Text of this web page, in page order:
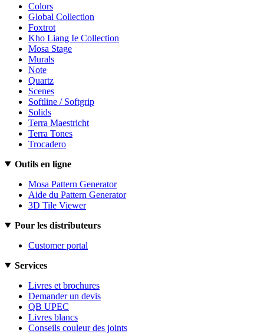
Colors
Global Collection
Foxtrot
Kho Liang Ie Collection
Mosa Stage
Murals
Note
Quartz
Scenes
Softline / Softgrip
Solids
Terra Maestricht
Terra Tones
Trocadero
Outils en ligne
Mosa Pattern Generator
Aide du Pattern Generator
3D Tile Viewer
Pour les distributeurs
Customer portal
Services
Livres et brochures
Demander un devis
QB UPEC
Livres blancs
Conseils couleur des joints